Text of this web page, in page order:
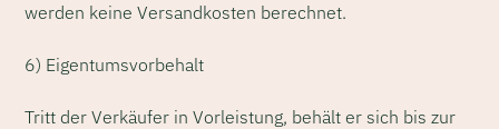
werden keine Versandkosten berechnet.
6) Eigentumsvorbehalt
Tritt der Verkäufer in Vorleistung, behält er sich bis zur